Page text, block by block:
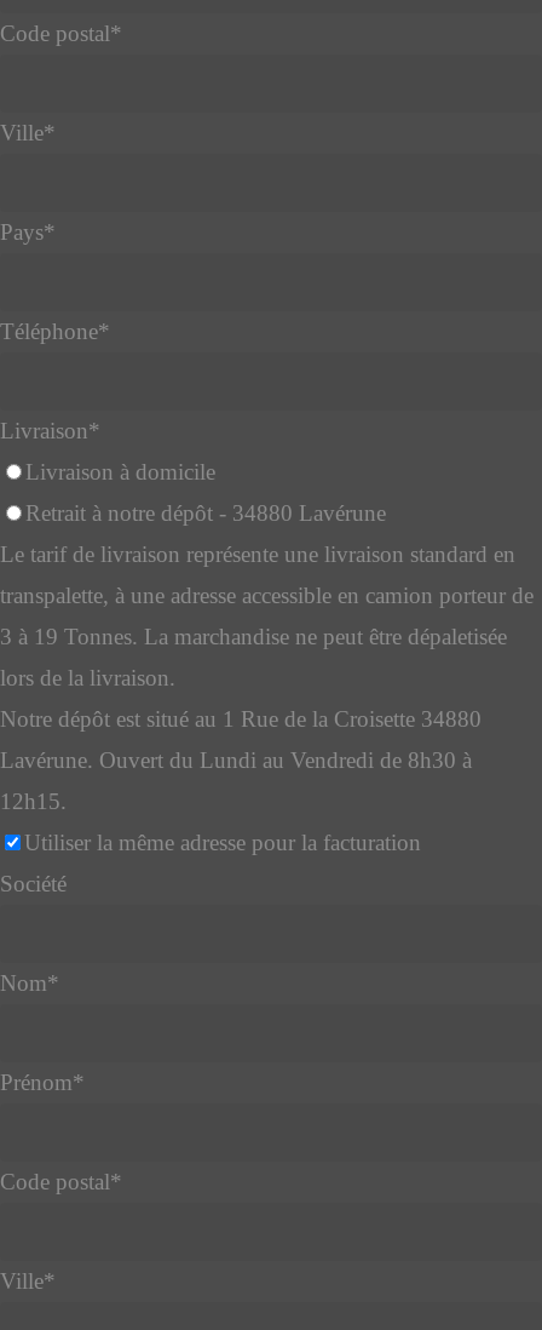
Code postal*
Ville*
Pays*
Téléphone*
Livraison*
Livraison à domicile
Retrait à notre dépôt - 34880 Lavérune
Le tarif de livraison représente une livraison standard en
transpalette, à une adresse accessible en camion porteur de
3 à 19 Tonnes. La marchandise ne peut être dépaletisée
lors de la livraison.
Notre dépôt est situé au 1 Rue de la Croisette 34880
Lavérune. Ouvert du Lundi au Vendredi de 8h30 à
12h15.
Utiliser la même adresse pour la facturation
Société
Nom*
Prénom*
Code postal*
Ville*